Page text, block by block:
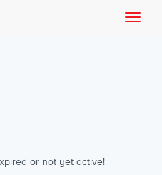
or not yet active!
Toggle